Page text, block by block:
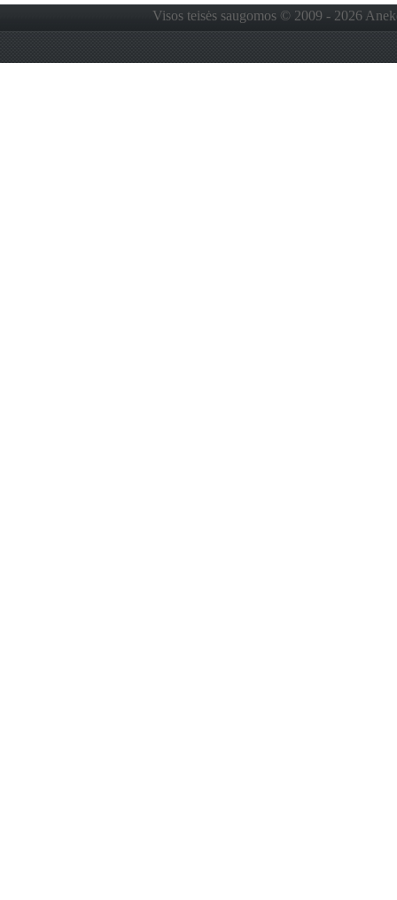
Visos teisės saugomos © 2009 - 2026